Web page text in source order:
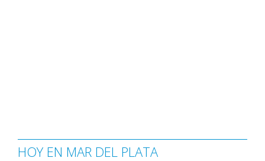
HOY EN MAR DEL PLATA